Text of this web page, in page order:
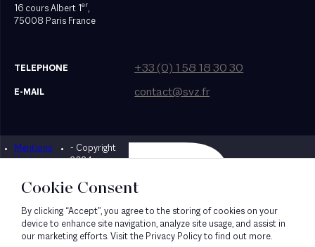
16 cours Albert 1er,
75008 Paris France
TELEPHONE +33 (0) 1 58 18 30 30
E-MAIL contact@svz.fr
Mentions
légales
- Copyright
2024
Designed by Bonhomme
Cookie Consent
By clicking “Accept”, you agree to the storing of cookies on your
device to enhance site navigation, analyze site usage, and assist in
our marketing efforts. Visit the Privacy Policy to find out more.